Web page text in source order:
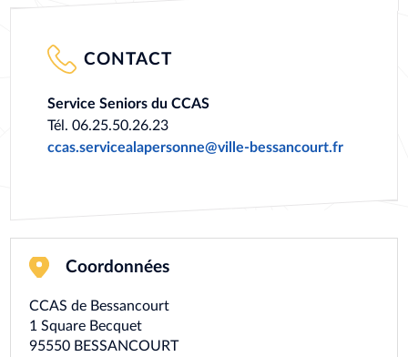
CONTACT
Service Seniors du CCAS
Tél. 06.25.50.26.23
ccas.servicealapersonne@ville-bessancourt.fr
Coordonnées
CCAS de Bessancourt
1 Square Becquet
95550 BESSANCOURT